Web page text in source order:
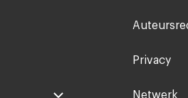
Voet
Privacy
Netwerk